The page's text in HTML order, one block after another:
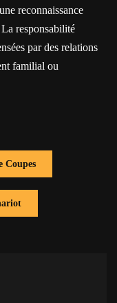
reconnaissance
responsabilité
par des relations
familial ou
Coupes